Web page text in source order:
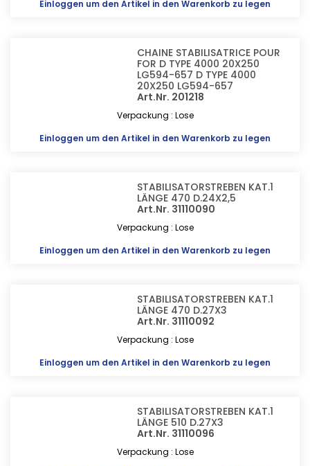
Einloggen um den Artikel in den Warenkorb zu legen
CHAINE STABILISATRICE POUR
FOR D TYPE 4000 20X250
LG594-657 D TYPE 4000
20X250 LG594-657
Art.Nr. 201218
Verpackung : Lose
Einloggen um den Artikel in den Warenkorb zu legen
STABILISATORSTREBEN KAT.1
LÄNGE 470 D.24X2,5
Art.Nr. 31110090
Verpackung : Lose
Einloggen um den Artikel in den Warenkorb zu legen
STABILISATORSTREBEN KAT.1
LÄNGE 470 D.27X3
Art.Nr. 31110092
Verpackung : Lose
Einloggen um den Artikel in den Warenkorb zu legen
STABILISATORSTREBEN KAT.1
LÄNGE 510 D.27X3
Art.Nr. 31110096
Verpackung : Lose